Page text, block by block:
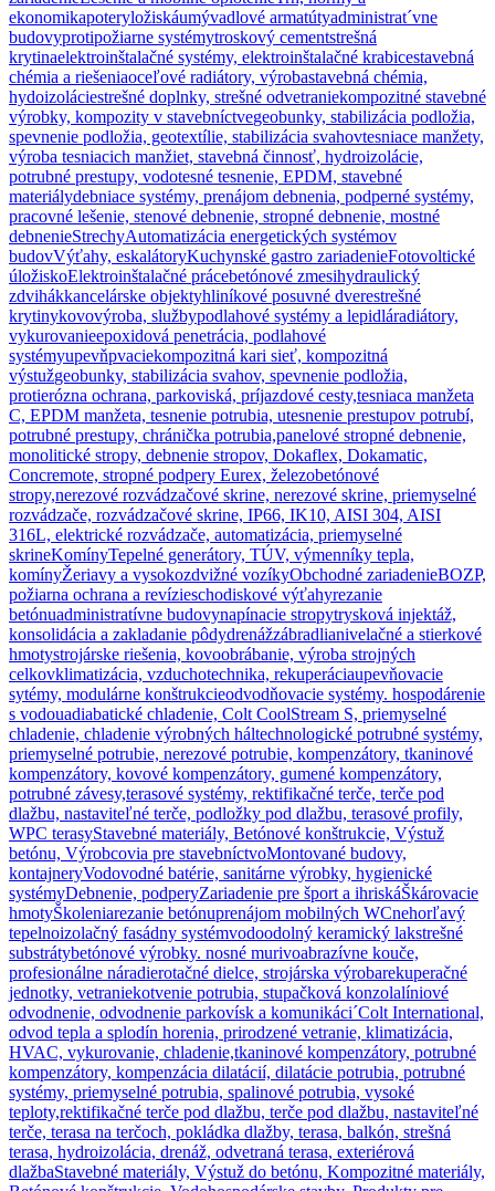
ekonomikapoteryložiskáumývadlové armatútyadministrat´vne
budovyprotipožiarne systémytroskový cementstrešná
krytinaelektroinštalačné systémy, elektroinštalačné krabicestavebná
chémia a riešeniaoceľové radiátory, výrobastavebná chémia,
hydoizoláciestrešné doplnky, strešné odvetraniekompozitné stavebné
výrobky, kompozity v stavebníctvegeobunky, stabilizácia podložia,
spevnenie podložia, geotextílie, stabilizácia svahovtesniace manžety,
výroba tesniacich manžiet, stavebná činnosť, hydroizolácie,
potrubné prestupy, vodotesné tesnenie, EPDM, stavebné
materiálydebniace systémy, prenájom debnenia, podperné systémy,
pracovné lešenie, stenové debnenie, stropné debnenie, mostné
debnenieStrechyAutomatizácia energetických systémov
budovVýťahy, eskalátoryKuchynské gastro zariadenieFotovoltické
úložiskoElektroinštalačné prácebetónové zmesihydraulický
zdvihákkancelárske objektyhliníkové posuvné dverestrešné
krytinykovovýroba, službypodlahové systémy a lepidláradiátory,
vykurovanieepoxidová penetrácia, podlahové
systémyupevňpvaciekompozitná kari sieť, kompozitná
výstužgeobunky, stabilizácia svahov, spevnenie podložia,
protierózna ochrana, parkoviská, príjazdové cesty,tesniaca manžeta
C, EPDM manžeta, tesnenie potrubia, utesnenie prestupov potrubí,
potrubné prestupy, chránička potrubia,panelové stropné debnenie,
monolitické stropy, debnenie stropov, Dokaflex, Dokamatic,
Concremote, stropné podpery Eurex, železobetónové
stropy,nerezové rozvádzačové skrine, nerezové skrine, priemyselné
rozvádzače, rozvádzačové skrine, IP66, IK10, AISI 304, AISI
316L, elektrické rozvádzače, automatizácia, priemyselné
skrineKomínyTepelné generátory, TÚV, výmenníky tepla,
komínyŽeriavy a vysokozdvižné vozíkyObchodné zariadenieBOZP,
požiarna ochrana a revízieschodiskové výťahyrezanie
betónuadministratívne budovynapínacie stropytrysková injektáž,
konsolidácia a zakladanie pôdydrenážzábradlianivelačné a stierkové
hmotystrojárske riešenia, kovoobrábanie, výroba strojných
celkovklimatizácia, vzduchotechnika, rekuperáciaupevňovacie
sytémy, modulárne konštrukcieodvodňovacie systémy. hospodárenie
s vodouadiabatické chladenie, Colt CoolStream S, priemyselné
chladenie, chladenie výrobných háltechnologické potrubné systémy,
priemyselné potrubie, nerezové potrubie, kompenzátory, tkaninové
kompenzátory, kovové kompenzátory, gumené kompenzátory,
potrubné závesy,terasové systémy, rektifikačné terče, terče pod
dlažbu, nastaviteľné terče, podložky pod dlažbu, terasové profily,
WPC terasyStavebné materiály, Betónové konštrukcie, Výstuž
betónu, Výrobcovia pre stavebníctvoMontované budovy,
kontajneryVodovodné batérie, sanitárne výrobky, hygienické
systémyDebnenie, podperyZariadenie pre šport a ihriskáŠkárovacie
hmotyŠkoleniarezanie betónuprenájom mobilných WCnehorľavý
tepelnoizolačný fasádny systémvodoodolný keramický lakstrešné
substrátybetónové výrobky. nosné murivoabrazívne kouče,
profesionálne náradierotačné dielce, strojárska výrobarekuperačné
jednotky, vetraniekotvenie potrubia, stupačková konzolalíniové
odvodnenie, odvodnenie parkovísk a komunikáci´Colt International,
odvod tepla a splodín horenia, prirodzené vetranie, klimatizácia,
HVAC, vykurovanie, chladenie,tkaninové kompenzátory, potrubné
kompenzátory, kompenzácia dilatácií, dilatácie potrubia, potrubné
systémy, priemyselné potrubia, spalinové potrubia, vysoké
teploty,rektifikačné terče pod dlažbu, terče pod dlažbu, nastaviteľné
terče, terasa na terčoch, pokládka dlažby, terasa, balkón, strešná
terasa, hydroizolácia, drenáž, odvetraná terasa, exteriérová
dlažbaStavebné materiály, Výstuž do betónu, Kompozitné materiály,